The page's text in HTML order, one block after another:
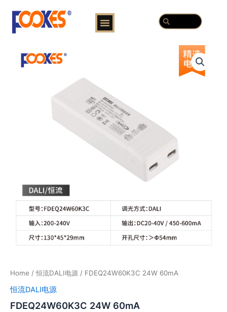
Menu SearchSearch
Home / 恒流DALI电源 / FDEQ24W60K3C 24W 60mA
恒流DALI电源
FDEQ24W60K3C 24W 60mA